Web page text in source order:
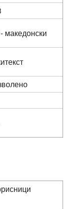
македонски